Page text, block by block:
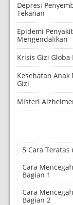
Depresi
Tekanan
Epidemi
Mengendalikan
Krisis Gizi
Kesehatan
Gizi
Misteri
5 Cara
Cara
Bagian 1
Cara
Bagian 2